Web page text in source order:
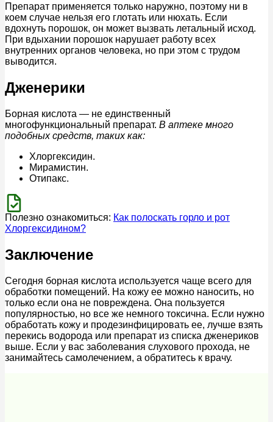
Препарат применяется только наружно, поэтому ни в
коем случае нельзя его глотать или нюхать. Если
вдохнуть порошок, он может вызвать летальный исход.
При вдыхании порошок нарушает работу всех
внутренних органов человека, но при этом с трудом
выводится.
Дженерики
Борная кислота — не единственный
многофункциональный препарат. В аптеке много
подобных средств, таких как:
Хлоргексидин.
Мирамистин.
Отипакс.
Полезно ознакомиться: Как полоскать горло и рот
Хлоргексидином?
Заключение
Сегодня борная кислота используется чаще всего для
обработки помещений. На кожу ее можно наносить, но
только если она не повреждена. Она пользуется
популярностью, но все же немного токсична. Если нужно
обработать кожу и продезинфицировать ее, лучше взять
перекись водорода или препарат из списка дженериков
выше. Если у вас заболевания слухового прохода, не
занимайтесь самолечением, а обратитесь к врачу.